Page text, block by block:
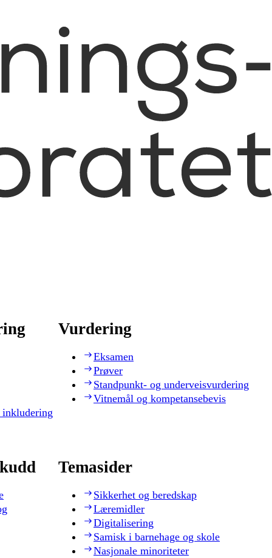
Vurdering
Eksamen
Prøver
Standpunkt- og underveisvurdering
Vitnemål og kompetansebevis
Temasider
Sikkerhet og beredskap
Læremidler
Digitalisering
Samisk i barnehage og skole
Nasjonale minoriteter